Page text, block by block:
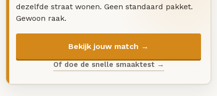
dezelfde straat wonen. Geen standaard pakket.
Gewoon raak.
Bekijk jouw match →
Of doe de snelle smaaktest →